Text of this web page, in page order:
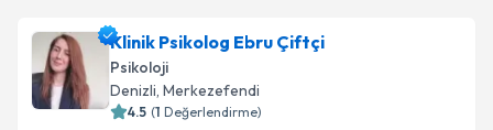
Psk. Sinan Özyürekiçin randevu takvimi talebi
oluşturun. Size bu uzmandan randevu almanız için bir
takvim hazırlandığında e-posta ile bilgilendireceğiz.
Klinik Psikolog Ebru Çiftçi
Psikoloji
Denizli, Merkezefendi
4.5 (1 Değerlendirme)